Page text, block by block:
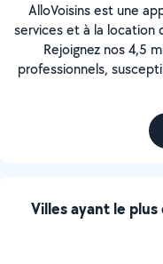
Villes ayant le
AlloVoisins est une
services et à la location
Rejoignez nos 4,5
professionnels,